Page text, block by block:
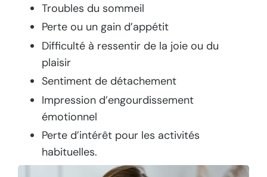
Troubles du sommeil
Perte ou un gain d’appétit
Difficulté à ressentir de la joie ou du
plaisir
Sentiment de détachement
Impression d’engourdissement
émotionnel
Perte d’intérêt pour les activités
habituelles.